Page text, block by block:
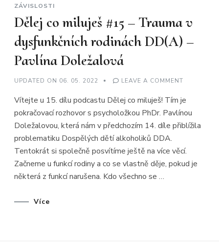
ZÁVISLOSTI
Dělej co miluješ #15 – Trauma v
dysfunkčních rodinách DD(A) –
Pavlína Doležalová
UPDATED ON 06. 05. 2022 LEAVE A COMMENT
MILUJEŠ
–
TRAUMA
V
DD(A)
–
PAVLÍNA
Vítejte u 15. dílu podcastu Dělej co miluješ! Tím je
pokračovací rozhovor s psycholožkou PhDr. Pavlínou
Doležalovou, která nám v předchozím 14. díle přiblížila
problematiku Dospělých dětí alkoholiků DDA.
Tentokrát si společně posvítíme ještě na více věcí.
Začneme u funkcí rodiny a co se vlastně děje, pokud je
některá z funkcí narušena. Kdo všechno se …
Více